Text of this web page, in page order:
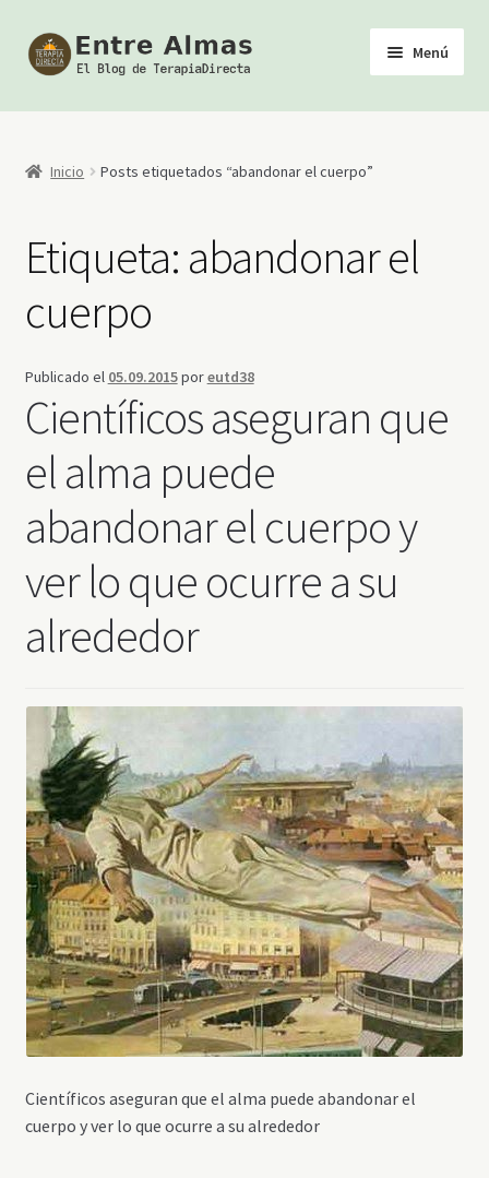
Ir
a
Ir
al
Menú
Inicio
TerapiaDirecta
Biblioteca Esotérica
Youtube
Inicio Posts etiquetados “abandonar el cuerpo”
Etiqueta: abandonar el
cuerpo
Publicado el 05.09.2015poreutd38
Científicos aseguran que
el alma puede
abandonar el cuerpo y
ver lo que ocurre a su
alrededor
Científicos aseguran que el alma puede abandonar el
cuerpo y ver lo que ocurre a su alrededor